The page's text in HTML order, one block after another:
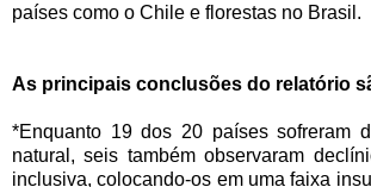
países como o Chile e florestas no Brasil.
As principais conclusões do relatório
*Enquanto 19 dos 20 países sofreram
natural, seis também observaram
inclusiva, colocando-os em uma faixa